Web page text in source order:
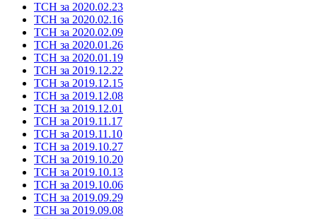
ТСН за 2020.02.23
ТСН за 2020.02.16
ТСН за 2020.02.09
ТСН за 2020.01.26
ТСН за 2020.01.19
ТСН за 2019.12.22
ТСН за 2019.12.15
ТСН за 2019.12.08
ТСН за 2019.12.01
ТСН за 2019.11.17
ТСН за 2019.11.10
ТСН за 2019.10.27
ТСН за 2019.10.20
ТСН за 2019.10.13
ТСН за 2019.10.06
ТСН за 2019.09.29
ТСН за 2019.09.08